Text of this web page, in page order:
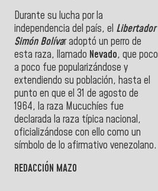
Durante su lucha por la
independencia del país, el Libertador
Simón Bolívar adoptó un perro de
esta raza, llamado Nevado, que poco
a poco fue popularizándose y
extendiendo su población, hasta el
punto en que el 31 de agosto de
1964, la raza Mucuchíes fue
declarada la raza típica nacional,
oficializándose con ello como un
símbolo de lo afirmativo venezolano.
REDACCIÓN MAZO